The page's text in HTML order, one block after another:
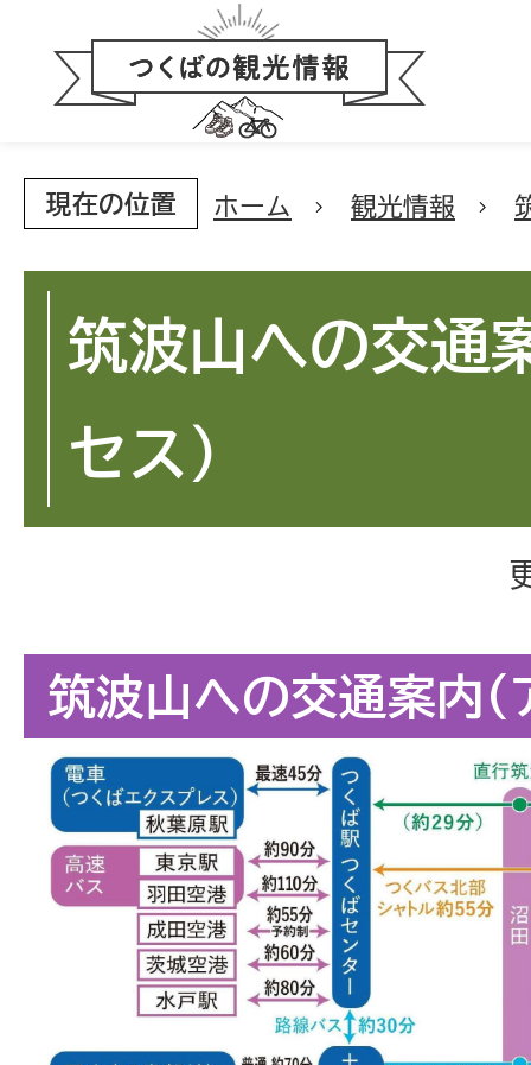
現在の位置 ホーム 観光情報
筑波山への交通
セス）
筑波山への交通案内(